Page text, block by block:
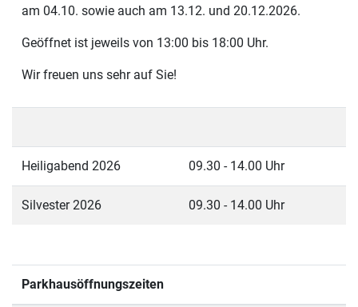
am 04.10. sowie auch am 13.12. und 20.12.2026.
Geöffnet ist jeweils von 13:00 bis 18:00 Uhr.
Wir freuen uns sehr auf Sie!
Heiligabend 2026 09.30 - 14.00 Uhr
Silvester 2026 09.30 - 14.00 Uhr
Parkhausöffnungszeiten